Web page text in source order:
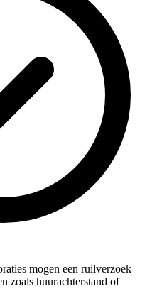
mogen een ruilverzoek
zoals huurachterstand of